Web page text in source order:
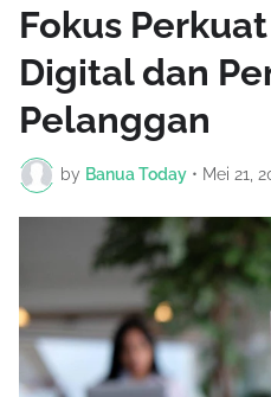
Fokus
Digital dan
Pelanggan
by Banua Today • Mei 21,